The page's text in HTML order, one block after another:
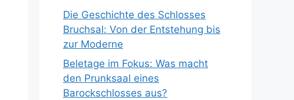
Die Geschichte des Schlosses
Bruchsal: Von der Entstehung bis
zur Moderne
Beletage im Fokus: Was macht
den Prunksaal eines
Barockschlosses aus?